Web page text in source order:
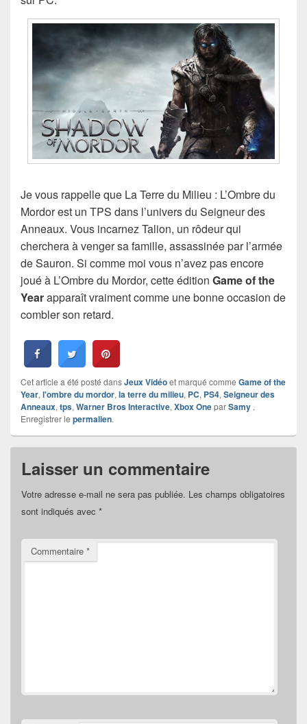
Je vous rappelle que La Terre du Milieu : L’Ombre du
Mordor est un TPS dans l’univers du Seigneur des
Anneaux. Vous incarnez Talion, un rôdeur qui
cherchera à venger sa famille, assassinée par l’armée
de Sauron. Si comme moi vous n’avez pas encore
joué à L’Ombre du Mordor, cette édition Game of the
Yearapparaît vraiment comme une bonne occasion de
combler son retard.
Cet article a été posté dansJeux Vidéoet marqué comme Game of the
Year,l'ombre du mordor,la terre du milieu, PC, PS4,Seigneur des
Anneaux,tps,Warner Bros Interactive,Xbox OneparSamy .
Enregistrer le permalien.
Laisser un commentaire
Votre adresse e-mail ne sera pas publiée. Les champs obligatoires
sont indiqués avec *
Commentaire *